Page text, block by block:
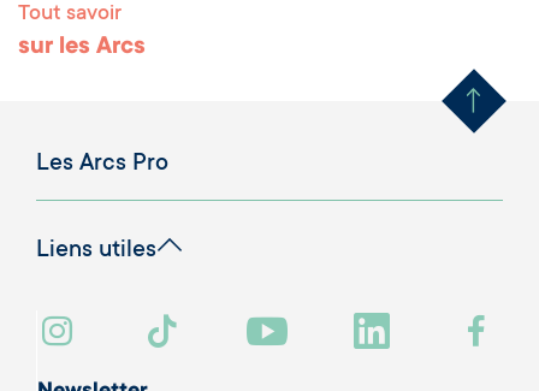
Tout savoir
sur les Arcs Remonter
Les Arcs Pro
Liens utiles